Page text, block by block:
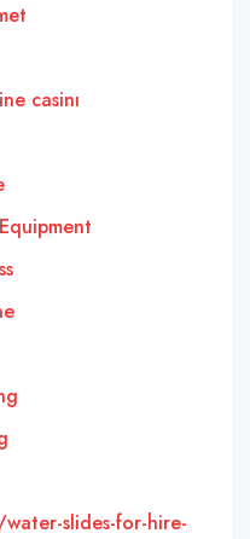
casinı
slides-for-hire-